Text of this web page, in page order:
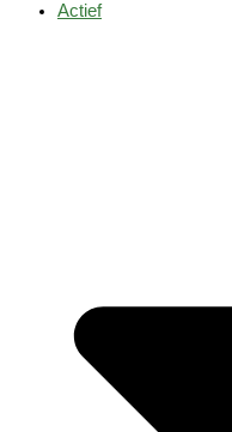
Actief